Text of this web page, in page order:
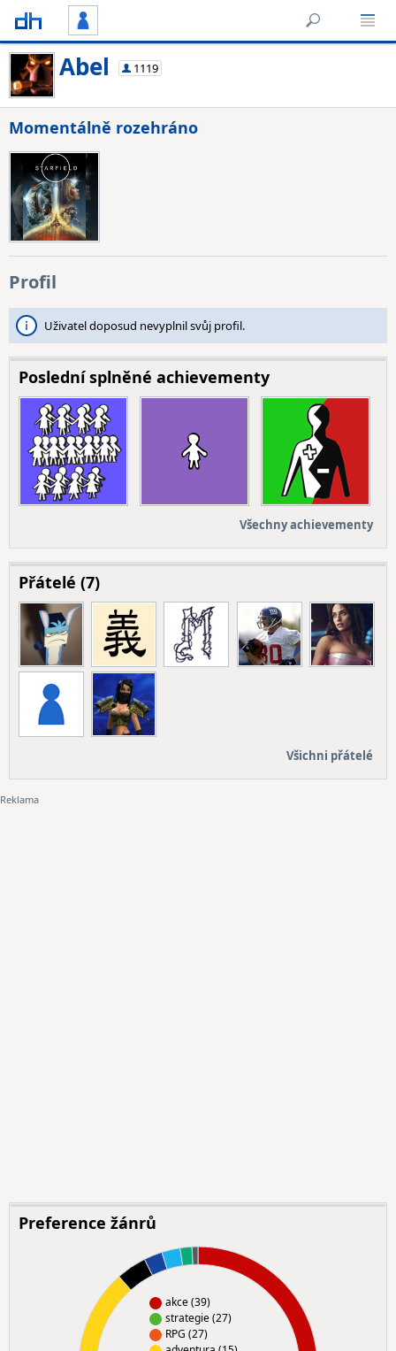
Abel 1119
Momentálně rozehráno
Profil
Uživatel doposud nevyplnil svůj profil.
Poslední splněné achievementy
Všechny achievementy
Přátelé (7)
Všichni přátelé
Preference žánrů
akce (39)
strategie (27)
RPG (27)